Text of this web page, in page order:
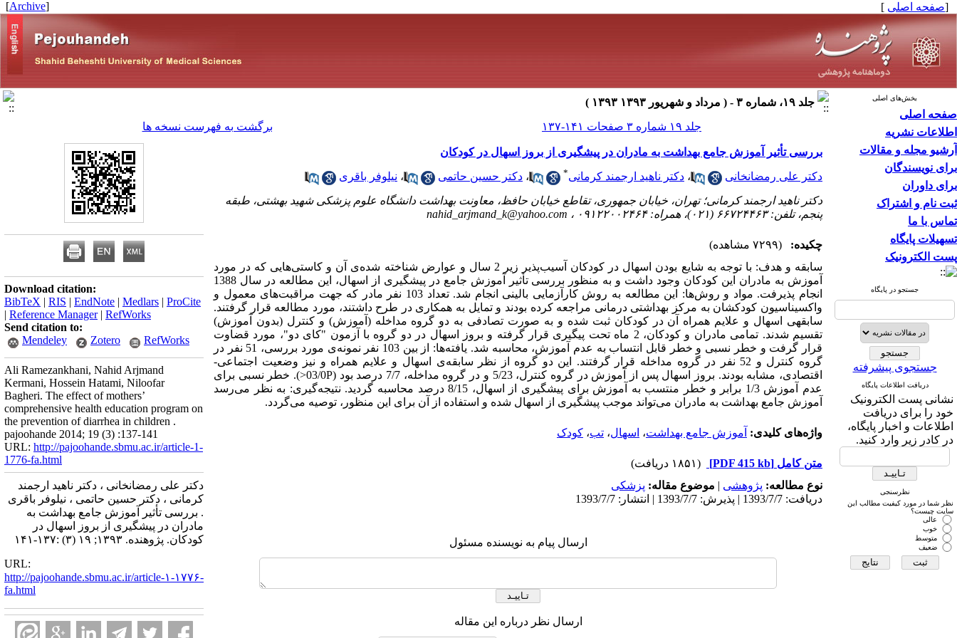
[صفحه اصلی ]
[
Archive
]
بخش‌های اصلی
صفحه اصلی
اطلاعات نشریه
آرشیو مجله و مقالات
برای نویسندگان
برای داوران
ثبت نام و اشتراک
تماس با ما
تسهیلات پایگاه
پست الکترونیک
جستجو در پایگاه
جستجوی پیشرفته
دریافت اطلاعات پایگاه
نشانی پست الکترونیک
خود را برای دریافت
اطلاعات و اخبار پایگاه،
در کادر زیر وارد کنید.
نظرسنجی
نظر شما در مورد کیفیت مطالب این
سایت چیست؟
عالی
خوب
متوسط
ضعیف
جلد ۱۹، شماره ۳ - ( مرداد و شهریور ۱۳۹۳ ۱۳۹۳ )
جلد ۱۹ شماره ۳ صفحات ۱۴۱-۱۳۷
برگشت به فهرست نسخه ها
بررسی تأثیر آموزش جامع بهداشت به مادران در پیشگیری از بروز اسهال در کودکان
دکتر علی رمضانخانی ، دکتر ناهید ارجمند کرمانی* ، دکتر حسین حاتمی ، نیلوفر باقری
دکتر ناهید ارجمند کرمانی؛ تهران، خیابان جمهوری، تقاطع خیابان حافظ، معاونت بهداشت دانشگاه علوم پزشکی شهید بهشتی، طبقه
پنجم، تلفن: ۶۶۷۲۴۴۶۳ (۰۲۱)، همراه: ۰۹۱۲۲۰۰۲۴۶۴ ،
nahid_arjmand_k@yahoo.com
چکیده:
(۷۲۹۹ مشاهده)
سابقه و هدف: با توجه به شایع بودن اسهال در کودکان آسیب‌پذیر زیر 2 سال و عوارض شناخته شده‌ی آن و کاستی‌هایی که در مورد
آموزش به مادران این کودکان وجود داشت و به منظور بررسی تأثیر آموزش جامع در پیشگیری از اسهال، این مطالعه در سال 1388
انجام پذیرفت. مواد و روش‌ها: این مطالعه به روش کارآزمایی بالینی انجام شد. تعداد 103 نفر مادر که جهت مراقبت‌های معمول و
واکسیناسیون کودکشان به مرکز بهداشتی درمانی مراجعه کرده بودند و تمایل به همکاری در طرح داشتند، مورد مطالعه قرار گرفتند.
سابقهی اسهال و علایم همراه آن در کودکان ثبت شده و به صورت تصادفی به دو گروه مداخله (آموزش) و کنترل (بدون آموزش)
تقسیم شدند. تمامی مادران و کودکان، 2 ماه تحت پیگیری قرار گرفته و بروز اسهال در دو گروه با آزمون "کای دو"، مورد قضاوت
قرار گرفت و خطر نسبی و خطر قابل انتساب به عدم آموزش، محاسبه شد. یافته‌ها: از بین 103 نفر نمونه‌ی مورد بررسی، 51 نفر در
گروه کنترل و 52 نفر در گروه مداخله قرار گرفتند. این دو گروه از نظر سابقه‌ی اسهال و علایم همراه و نیز وضعیت اجتماعی-
اقتصادی، مشابه بودند. بروز اسهال پس از آموزش در گروه کنترل، 5/23 و در گروه مداخله، 7/7 درصد بود (03/0P<). خطر نسبی برای
عدم آموزش 1/3 برابر و خطر منتسب به آموزش برای پیشگیری از اسهال، 8/15 درصد محاسبه گردید. نتیجه‌گیری: به نظر می‌رسد
آموزش جامع بهداشت به مادران می‌تواند موجب پیشگیری از اسهال شده و استفاده از آن برای این منظور، توصیه می‌گردد.
واژه‌های کلیدی: آموزش جامع بهداشت، اسهال، تب، کودک
متن کامل [PDF 415 kb]
(۱۸۵۱ دریافت)
نوع مطالعه: پژوهشی | موضوع مقاله: پزشکی
دریافت: 1393/7/7 | پذیرش: 1393/7/7 | انتشار: 1393/7/7
ارسال پیام به نویسنده مسئول
ارسال نظر درباره این مقاله
Download citation:
BibTeX | RIS | EndNote | Medlars | ProCite
| Reference Manager| RefWorks
Send citation to:
Mendeley
Zotero RefWorks
Ali Ramezankhani, Nahid Arjmand
Kermani, Hossein Hatami, Niloofar
Bagheri. The effect of mothers’
comprehensive health education program on
the prevention of diarrhea in children .
pajoohande 2014; 19 (3) :137-141
URL: http://pajoohande.sbmu.ac.ir/article-1-
1776-fa.html
دکتر علی رمضانخانی ، دکتر ناهید ارجمند
کرمانی ، دکتر حسین حاتمی ، نیلوفر باقری
. بررسی تأثیر آموزش جامع بهداشت به
مادران در پیشگیری از بروز اسهال در
کودکان. پژوهنده. ۱۳۹۳; ۱۹ (۳) :۱۳۷-۱۴۱
URL:
http://pajoohande.sbmu.ac.ir/article-۱-۱۷۷۶-
fa.html